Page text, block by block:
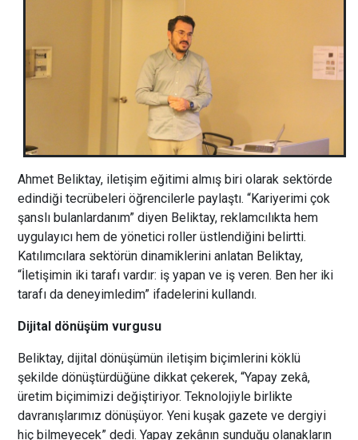
Ahmet Beliktay, iletişim eğitimi almış biri olarak sektörde
edindiği tecrübeleri öğrencilerle paylaştı. “Kariyerimi çok
şanslı bulanlardanım” diyen Beliktay, reklamcılıkta hem
uygulayıcı hem de yönetici roller üstlendiğini belirtti.
Katılımcılara sektörün dinamiklerini anlatan Beliktay,
“İletişimin iki tarafı vardır: iş yapan ve iş veren. Ben her iki
tarafı da deneyimledim” ifadelerini kullandı.
Dijital dönüşüm vurgusu
Beliktay, dijital dönüşümün iletişim biçimlerini köklü
şekilde dönüştürdüğüne dikkat çekerek, “Yapay zekâ,
üretim biçimimizi değiştiriyor. Teknolojiyle birlikte
davranışlarımız dönüşüyor. Yeni kuşak gazete ve dergiyi
hiç bilmeyecek” dedi. Yapay zekânın sunduğu olanakların